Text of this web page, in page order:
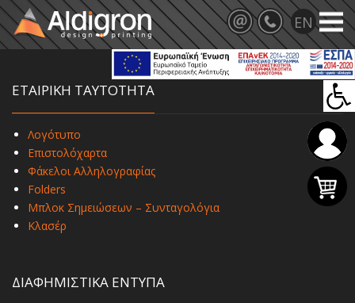
ΕΤΑΙΡΙΚΗ ΤΑΥΤΟΤΗΤΑ
Λογότυπο
Επιστολόχαρτα
Φάκελοι Αλληλογραφίας
Folders
Μπλοκ Σημειώσεων – Συνταγολόγια
Κλασέρ
ΔΙΑΦΗΜΙΣΤΙΚΑ ΕΝΤΥΠΑ